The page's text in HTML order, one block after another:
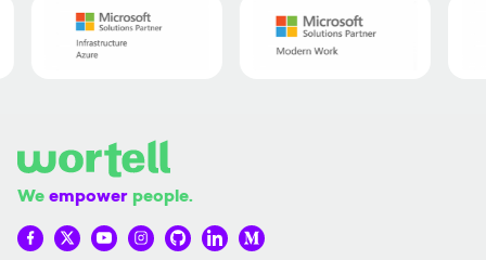
Weempower people.
Wortell op Facebook
Wortell op Twitter
Wortell op YouTube
Wortell op Instagram
Wortell op Github
Wortell op LinkedIn
Wortell op Medium